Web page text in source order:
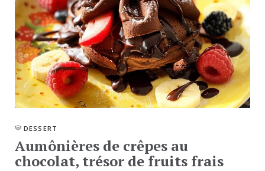
DESSERT
Aumônières de crêpes au
chocolat, trésor de fruits frais